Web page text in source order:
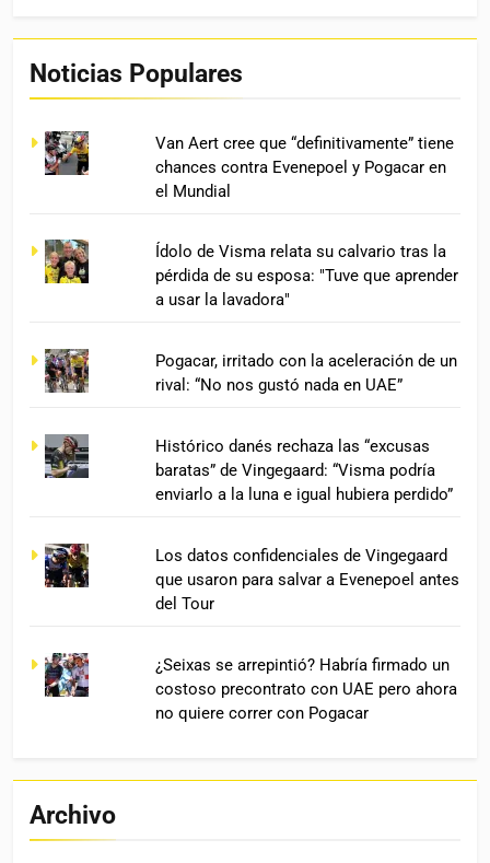
Noticias Populares
Van Aert cree que “definitivamente” tiene
chances contra Evenepoel y Pogacar en
el Mundial
Ídolo de Visma relata su calvario tras la
pérdida de su esposa: "Tuve que aprender
a usar la lavadora"
Pogacar, irritado con la aceleración de un
rival: “No nos gustó nada en UAE”
Histórico danés rechaza las “excusas
baratas” de Vingegaard: “Visma podría
enviarlo a la luna e igual hubiera perdido”
Los datos confidenciales de Vingegaard
que usaron para salvar a Evenepoel antes
del Tour
¿Seixas se arrepintió? Habría firmado un
costoso precontrato con UAE pero ahora
no quiere correr con Pogacar
Archivo